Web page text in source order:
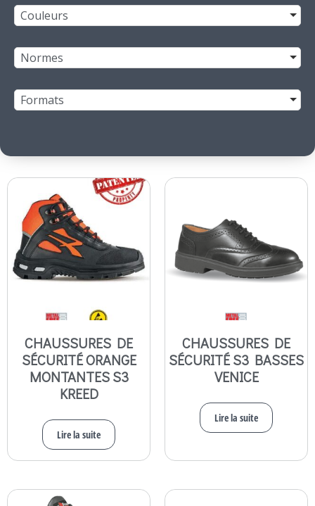
CHAUSSURES DE
SÉCURITÉ ORANGE
MONTANTES S3
KREED
Lire la suite
CHAUSSURES DE
SÉCURITÉ S3 BASSES
VENICE
Lire la suite
Couleurs
Normes
Formats